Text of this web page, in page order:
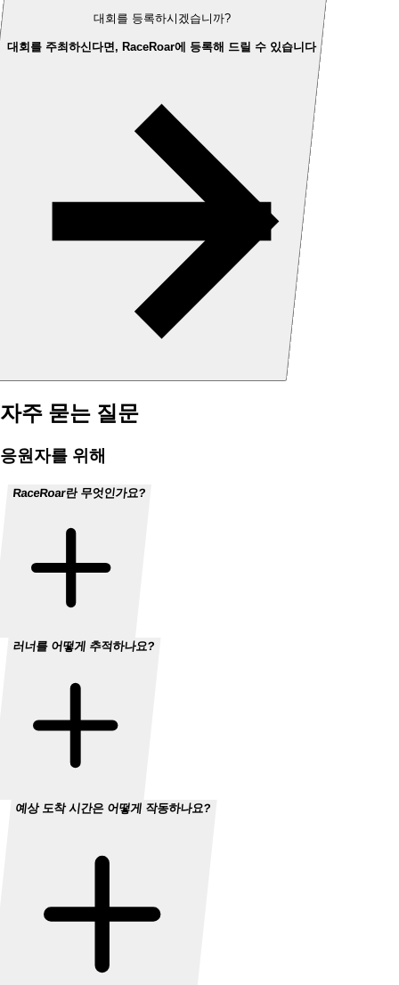
대회를 등록하시겠습니까?
대회를 주최하신다면, RaceRoar에 등록해 드릴 수 있습니다
자주 묻는 질문
응원자를 위해
RaceRoar란 무엇인가요?
러너를 어떻게 추적하나요?
예상 도착 시간은 어떻게 작동하나요?